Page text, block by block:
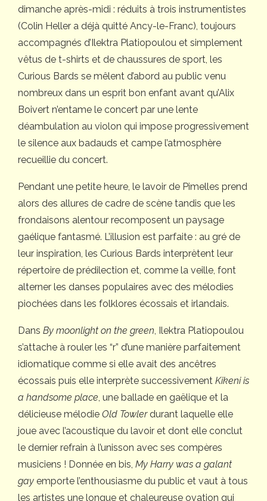
dimanche après-midi : réduits à trois instrumentistes
(Colin Heller a déjà quitté Ancy-le-Franc), toujours
accompagnés d’Ilektra Platiopoulou et simplement
vêtus de t-shirts et de chaussures de sport, les
Curious Bards se mêlent d’abord au public venu
nombreux dans un esprit bon enfant avant qu’Alix
Boivert n’entame le concert par une lente
déambulation au violon qui impose progressivement
le silence aux badauds et campe l’atmosphère
recueillie du concert.
Pendant une petite heure, le lavoir de Pimelles prend
alors des allures de cadre de scène tandis que les
frondaisons alentour recomposent un paysage
gaélique fantasmé. L’illusion est parfaite : au gré de
leur inspiration, les Curious Bards interprètent leur
répertoire de prédilection et, comme la veille, font
alterner les danses populaires avec des mélodies
piochées dans les folklores écossais et irlandais.
Dans By moonlight on the green, Ilektra Platiopoulou
s’attache à rouler les “r” d’une manière parfaitement
idiomatique comme si elle avait des ancêtres
écossais puis elle interprète successivement Kikeni is
a handsome place, une ballade en gaëlique et la
délicieuse mélodie Old Towlerdurant laquelle elle
joue avec l’acoustique du lavoir et dont elle conclut
le dernier refrain à l’unisson avec ses compères
musiciens ! Donnée en bis, My Harry was a galant
gay emporte l’enthousiasme du public et vaut à tous
les artistes une longue et chaleureuse ovation qui